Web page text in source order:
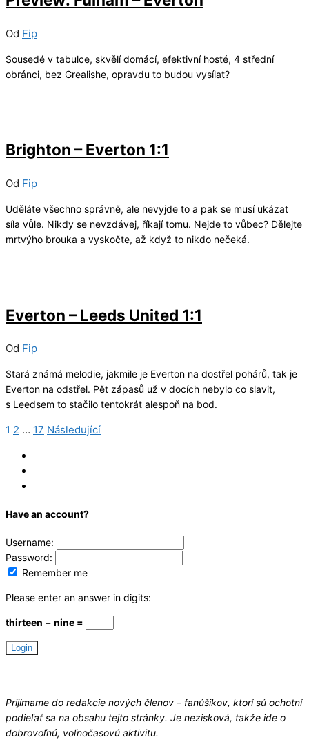
Od Fip
Sousedé v tabulce, skvělí domácí, efektivní hosté, 4 střední
obránci, bez Grealishe, opravdu to budou vysílat?
Brighton – Everton 1:1
Od Fip
Uděláte všechno správně, ale nevyjde to a pak se musí ukázat
síla vůle. Nikdy se nevzdávej, říkají tomu. Nejde to vůbec? Dělejte
mrtvýho brouka a vyskočte, až když to nikdo nečeká.
Everton – Leeds United 1:1
Od Fip
Stará známá melodie, jakmile je Everton na dostřel pohárů, tak je
Everton na odstřel. Pět zápasů už v docích nebylo co slavit,
s Leedsem to stačilo tentokrát alespoň na bod.
Navigace
pro
příspěvky
1 2 … 17 Následující
Have an account?
Username:
Password:
Remember me
Please enter an answer in digits:
thirteen − nine =
Prijímame do redakcie nových členov – fanúšikov, ktorí sú ochotní
podieľať sa na obsahu tejto stránky. Je nezisková, takže ide o
dobrovoľnú, voľnočasovú aktivitu.